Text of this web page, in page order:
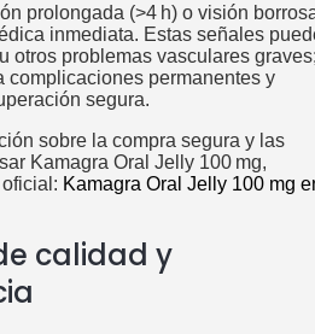
prolongada (>4 h) o visión
inmediata. Estas señales
otros problemas vasculares
complicaciones permanentes y
segura.
sobre la compra segura y las
Kamagra Oral Jelly 100 mg,
Kamagra Oral Jelly 100 mg
calidad y